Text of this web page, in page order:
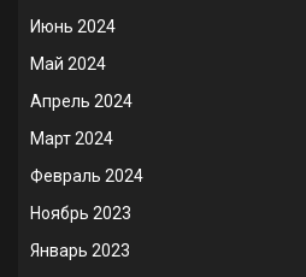
Июнь 2024
Май 2024
Апрель 2024
Март 2024
Февраль 2024
Ноябрь 2023
Январь 2023